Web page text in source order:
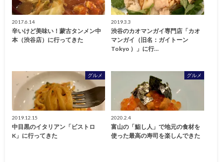
2017.6.14
辛いけど美味い！蒙古タンメン中
本（渋谷店）に行ってきた
2019.3.3
渋谷のカオマンガイ専門店「カオ
マンガイ（旧名：ガイトーン
Tokyo ）」に行…
グルメ
2019.12.15
中目黒のイタリアン「ビストロ
K」に行ってきた
グルメ
2020.2.4
富山の「鮨し人」で地元の食材を
使った最高の寿司を楽しんできた